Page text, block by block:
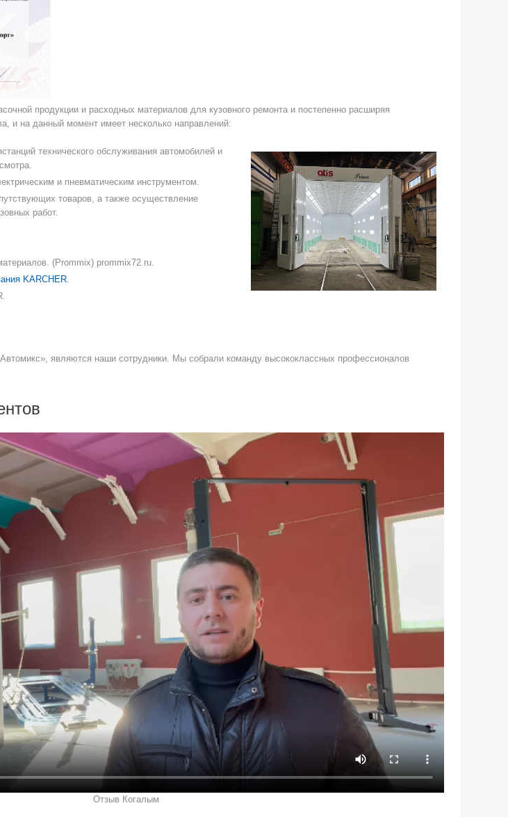
продукции и расходных материалов для кузовного ремонта и постепенно расширяя
и на данный момент имеет несколько направлений:
технического обслуживания автомобилей и
и пневматическим инструментом.
товаров, а также осуществление
работ.
(Prommix) prommix72.ru.
KARCHER
являются наши сотрудники. Мы собрали команду высококлассных профессионалов
Отзыв Когалым